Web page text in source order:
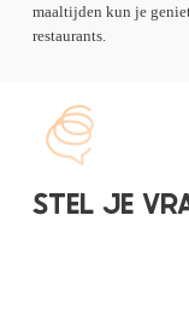
maaltijden kun je
restaurants.
STEL JE